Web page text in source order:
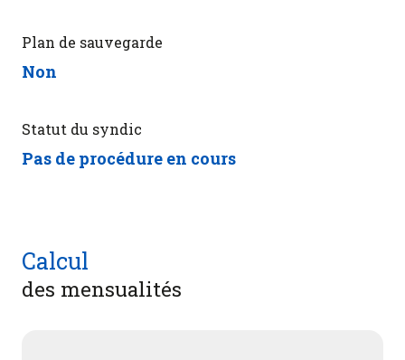
Plan de sauvegarde
Non
Statut du syndic
Pas de procédure en cours
Calcul
des mensualités